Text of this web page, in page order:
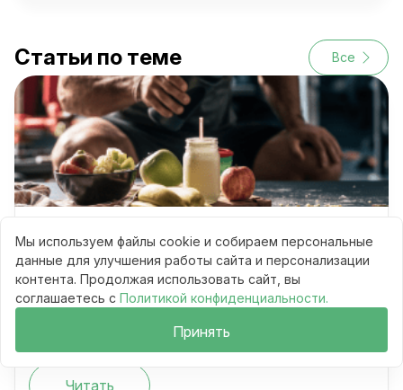
Статьи по теме Все
важнее для результата
51
Читать
Мы используем файлы cookie и собираем персональные
данные для улучшения работы сайта и персонализации
контента. Продолжая использовать сайт, вы
соглашаетесь с Политикой конфиденциальности.
Принять